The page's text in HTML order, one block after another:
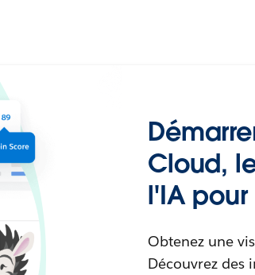
Cloud,
l'IA pour
Obtenez une
Découvrez des